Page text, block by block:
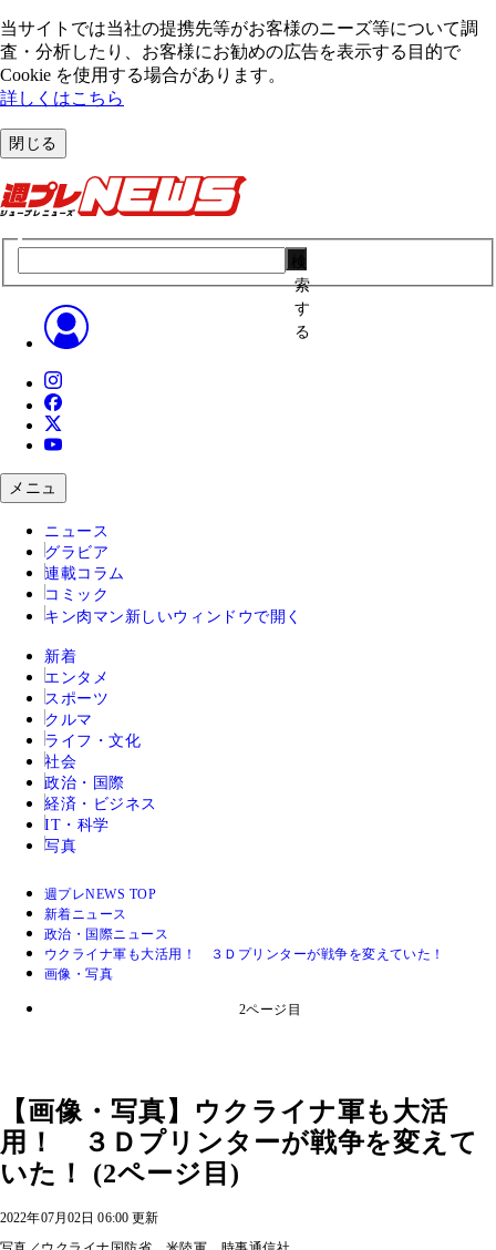
当サイトでは当社の提携先等がお客様のニーズ等について調
査・分析したり、お客様にお勧めの広告を表⽰する⽬的で
Cookie を使⽤する場合があります。
詳しくはこちら
閉じる
索
す
る
メニュ
ニュース
グラビア
連載コラム
コミック
キン肉マン 新しいウィンドウで開く
新着
エンタメ
スポーツ
クルマ
ライフ・文化
社会
政治・国際
経済・ビジネス
IT・科学
写真
週プレNEWS TOP
新着ニュース
政治・国際ニュース
ウクライナ軍も大活用！ ３Ｄプリンターが戦争を変えていた！
画像・写真
2ページ目
【画像・写真】ウクライナ軍も大活
用！ ３Ｄプリンターが戦争を変えて
いた！ (2ページ目)
2022年07月02日 06:00 更新